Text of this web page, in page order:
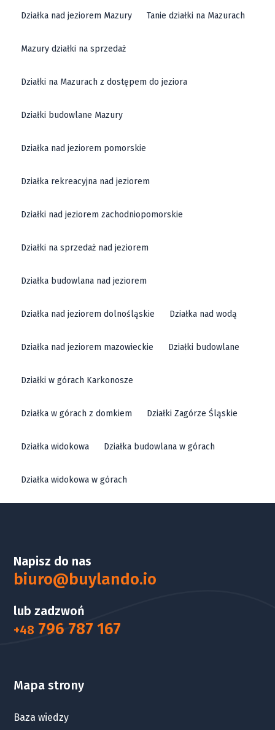
Działka nad jeziorem Mazury Tanie działki na Mazurach
Mazury działki na sprzedaż
Działki na Mazurach z dostępem do jeziora
Działki budowlane Mazury
Działka nad jeziorem pomorskie
Działka rekreacyjna nad jeziorem
Działki nad jeziorem zachodniopomorskie
Działki na sprzedaż nad jeziorem
Działka budowlana nad jeziorem
Działka nad jeziorem dolnośląskie Działka nad wodą
Działka nad jeziorem mazowieckie Działki budowlane
Działki w górach Karkonosze
Działka w górach z domkiem Działki Zagórze Śląskie
Działka widokowa Działka budowlana w górach
Działka widokowa w górach
Napisz do nas
biuro@buylando.io
lub zadzwoń
+48 796 787 167
Mapa strony
Baza wiedzy